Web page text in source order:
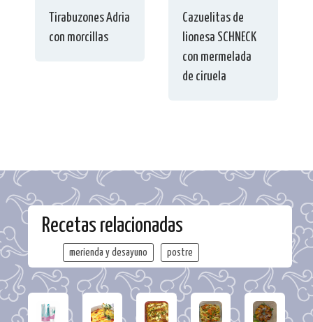
Tirabuzones Adria
con morcillas
Cazuelitas de
lionesa SCHNECK
con mermelada
de ciruela
Recetas relacionadas
merienda y desayuno postre